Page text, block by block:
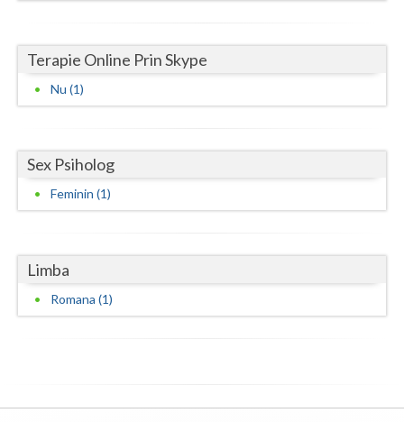
Terapie Online Prin Skype
Nu (1)
Sex Psiholog
Feminin (1)
Limba
Romana (1)